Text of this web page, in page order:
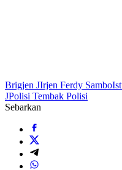
Brigjen JIrjen Ferdy Sambo
JPolisi Tembak Polisi
Sebarkan